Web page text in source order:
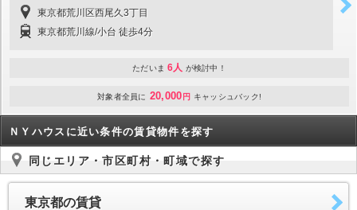
東京都荒川区西尾久3丁目
東京都荒川線/小台 徒歩4分
ただいま 6人 が検討中！
対象者全員に 20,000 円 キャッシュバック!
ＮＹハウスに近い条件の賃貸物件を探す
同じエリア・市区町村・町域で探す
東京都の賃貸